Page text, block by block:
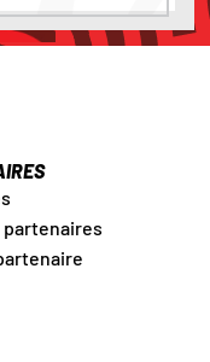
partenaires